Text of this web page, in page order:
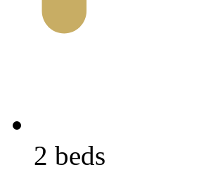
2 beds